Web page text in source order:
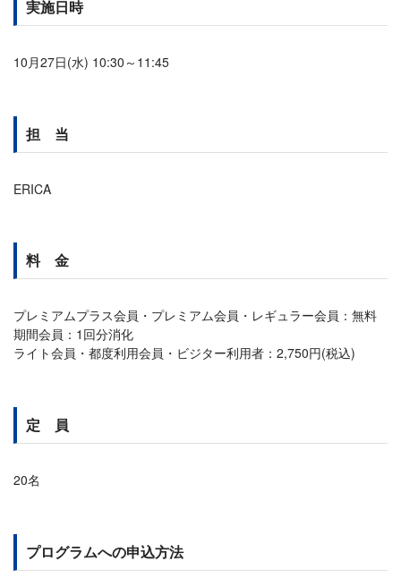
実施日時
10月27日(水) 10:30～11:45
担 当
ERICA
料 金
プレミアムプラス会員・プレミアム会員・レギュラー会員：無料
期間会員：1回分消化
ライト会員・都度利用会員・ビジター利用者：2,750円(税込)
定 員
20名
プログラムへの申込方法